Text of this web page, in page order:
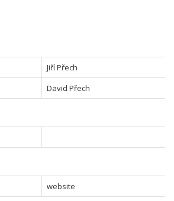
Jiří Přech
David Přech
website